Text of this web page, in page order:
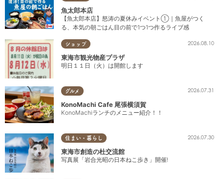
魚太郎本店
【魚太郎本店】怒涛の夏休みイベント①｜魚屋がつく
る、本気の朝ごはん目の前で1つ1つ作るライブ感
ショップ 2026.08.10
東海市観光物産プラザ
明日１１日（火）は開館します
グルメ 2026.07.31
KonoMachi Cafe 尾張横須賀
KonoMachiランチのメニュー紹介！！
住まい・暮らし 2026.07.30
東海市創造の杜交流館
写真展「岩合光昭の日本ねこ歩き」開催!